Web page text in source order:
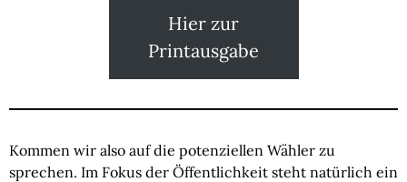
Hier zur
Printausgabe
Kommen wir also auf die potenziellen Wähler zu
sprechen. Im Fokus der Öffentlichkeit steht natürlich ein